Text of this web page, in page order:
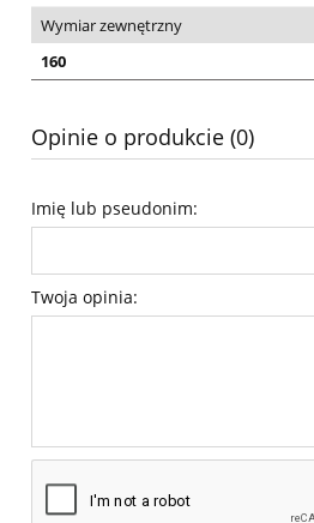
Wymiar zewnętrzny
160
Opinie o produkcie (0)
Imię lub pseudonim:
Twoja opinia: